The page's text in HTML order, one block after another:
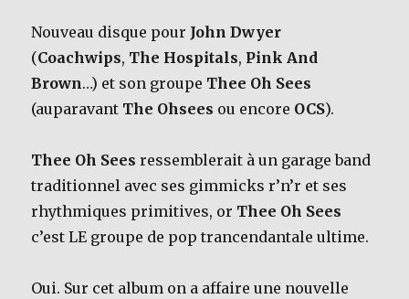
Nouveau disque pour John Dwyer
(Coachwips, The Hospitals, Pink And
Brown…) et son groupe Thee Oh Sees
(auparavant The Ohsees ou encore OCS).
Thee Oh Sees ressemblerait à un garage band
traditionnel avec ses gimmicks r’n’r et ses
rhythmiques primitives, or Thee Oh Sees
c’est LE groupe de pop trancendantale ultime.
Oui. Sur cet album on a affaire une nouvelle